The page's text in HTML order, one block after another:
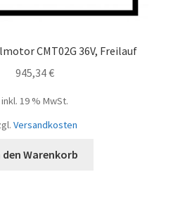
CMT02G 36V, Freilauf
945,34€
inkl. 19 % MwSt.
Versandkosten
den Warenkorb